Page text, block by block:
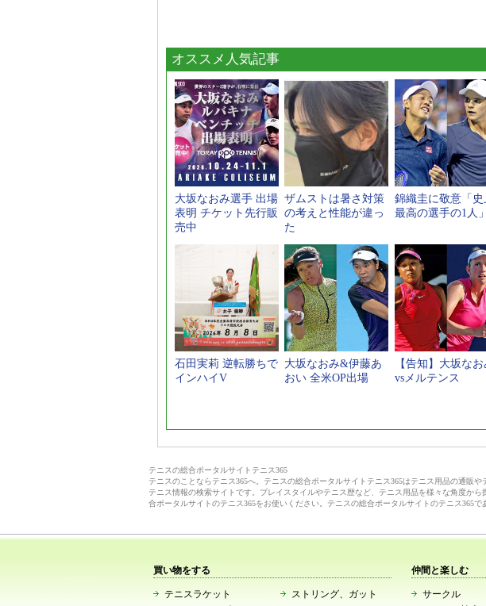
オススメ人気記事
大坂なおみ選手 出場
表明 チケット先行販
売中
ザムストは暑さ対策
の考えと性能が違っ
た
錦織圭に敬意「史
最高の選手の1人」
石田実莉 逆転勝ちで
インハイV
大坂なおみ&伊藤あ
おい 全米OP出場
【告知】大坂なお
vsメルテンス
テニスの総合ポータルサイトテニス365
テニスのことならテニス365へ。テニスの総合ポータルサイトテニス365はテニス用品の通販
テニス情報の検索サイトです。プレイスタイルやテニス歴など、テニス用品を様々な角度か
合ポータルサイトのテニス365をお使いください。テニスの総合ポータルサイトのテニス365で
買い物をする
テニスラケット
ストリング、ガット
仲間と楽しむ
サークル